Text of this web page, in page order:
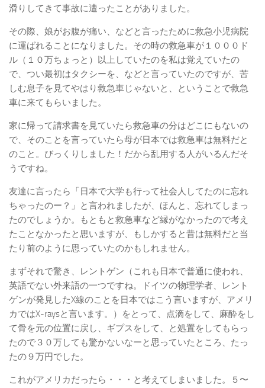
滑りしてきて事故に遭ったことがありました。
その際、娘がお腹が痛い、などと言ったために救急小児病院
に運ばれることになりました。その時の救急車が１０００ド
ル（１０万ちょっと）以上していたのを私は覚えていたの
で、つい最初はタクシーを、などと言っていたのですが、苦
しむ息子を見てやはり救急車じゃないと、ということで救急
車に来てもらいました。
家に帰って請求書を見ていたら救急車の分はどこにもないの
で、そのことを言っていたら母が日本では救急車は無料だと
のこと。びっくりしました！だから乱用する人がいるんだそ
うですね。
友達に言ったら「日本で大学も行って社会人してたのに忘れ
ちゃったのー？」と言われましたが、ほんと、忘れてしまっ
たのでしょうか。もともと救急車など縁がなかったので考え
たことなかったと思いますが、もしかすると昔は無料だと当
たり前のように思っていたのかもしれません。
まずそれで驚き、レントゲン（これも日本で普通に使われ、
英語でない外来語の一つですね。ドイツの物理学者、レント
ゲンが発見したX線のことを日本ではこう言いますが、アメリ
カではX-raysと言います。）をとって、点滴をして、麻酔をし
て骨を元の位置に戻し、ギプスをして、と処置をしてもらっ
たので３０万しても驚かないなーと思っていたところ、たっ
たの９万円でした。
これがアメリカだったら・・・と考えてしまいました。５〜